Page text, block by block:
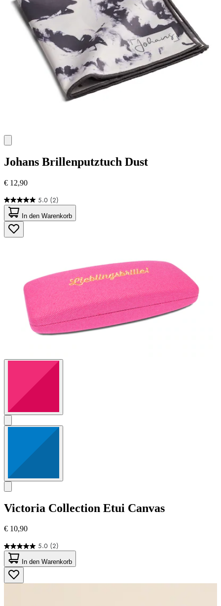
Johans Brillenputztuch Dust
€ 12,90
5.0 (2)
5.0
von
5
Sternen.
2
In den Warenkorb
Victoria Collection Etui Canvas
€ 10,90
5.0 (2)
5.0
von
5
Sternen.
2
In den Warenkorb